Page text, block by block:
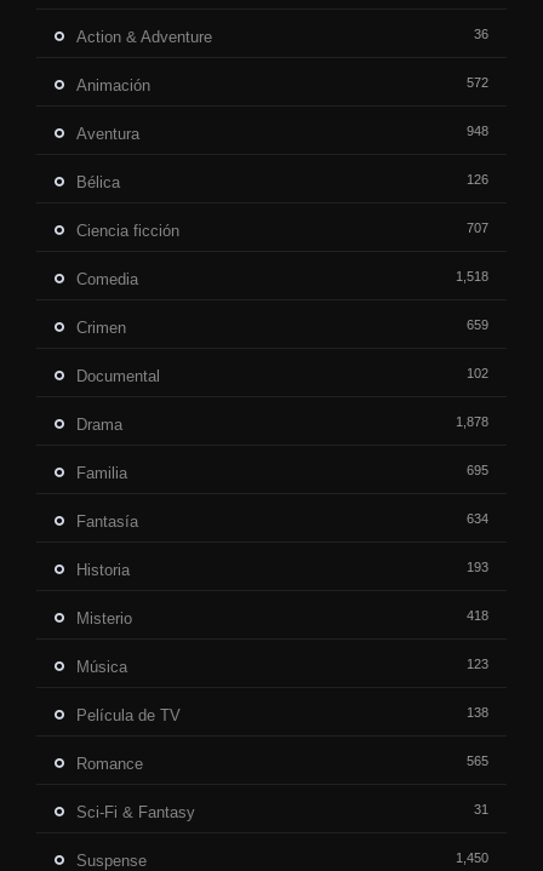
Action & Adventure 36
Animación 572
Aventura 948
Bélica 126
Ciencia ficción 707
Comedia 1,518
Crimen 659
Documental 102
Drama 1,878
Familia 695
Fantasía 634
Historia 193
Misterio 418
Música 123
Película de TV 138
Romance 565
Sci-Fi & Fantasy 31
Suspense 1,450